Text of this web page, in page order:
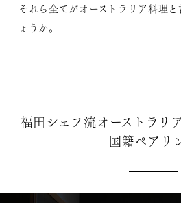
それら全てがオーストラリア料理
ょうか。
福田シェフ流オーストラリ
国籍ペアリ